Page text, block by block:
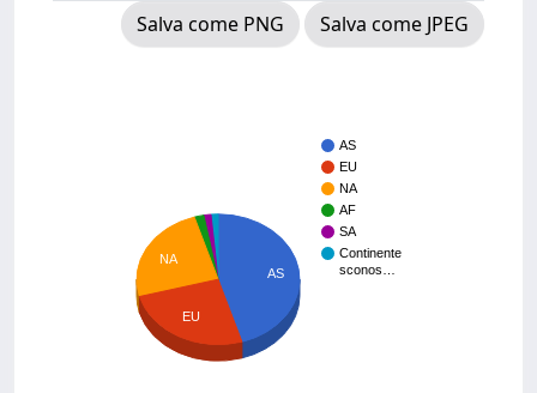
Salva come PNG
Salva come JPEG
AS
EU
NA
AF
SA
Continente
sconos…
AS
NA
EU